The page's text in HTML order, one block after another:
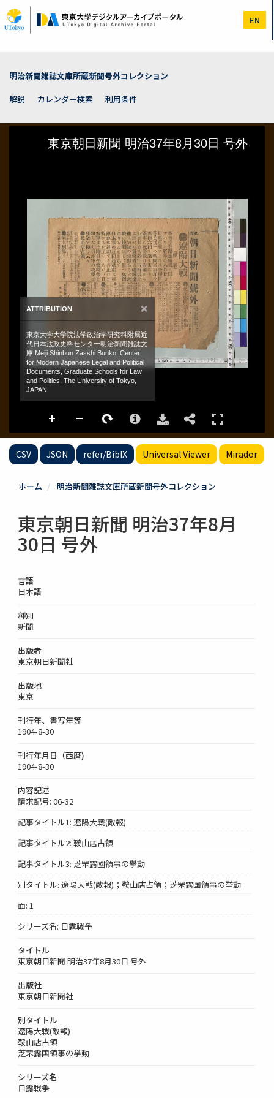
イ
ン
EN
明治新聞雑誌文庫所蔵新聞号外コレクション
解説
カレンダー検索 利用条件
CSV JSON refer/BibIX Universal Viewer Mirador
ホーム 明治新聞雑誌文庫所蔵新聞号外コレクション
東京朝日新聞 明治37年8月
30日 号外
言語
日本語
種別
新聞
出版者
東京朝日新聞社
出版地
東京
刊行年、書写年等
1904-8-30
刊行年月日（西暦)
1904-8-30
内容記述
請求記号: 06-32
記事タイトル1: 遼陽大戰(敵報)
記事タイトル2: 鞍山店占領
記事タイトル3: 芝罘露國領事の擧動
別タイトル: 遼陽大戦(敵報)；鞍山店占領；芝罘露国領事の挙動
面: 1
シリーズ名: 日露戦争
タイトル
東京朝日新聞 明治37年8月30日 号外
出版社
東京朝日新聞社
別タイトル
遼陽大戦(敵報)
鞍山店占領
芝罘露国領事の挙動
シリーズ名
日露戦争